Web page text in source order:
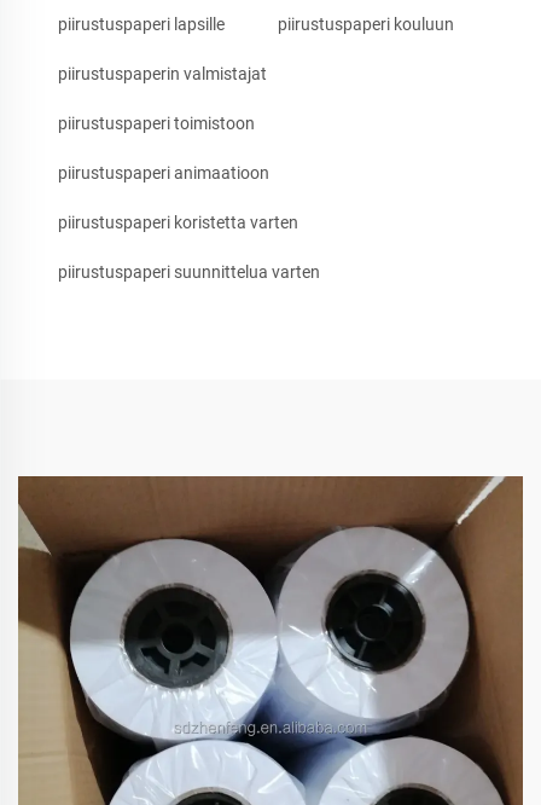
piirustuspaperi lapsille piirustuspaperi kouluun
piirustuspaperin valmistajat
piirustuspaperi toimistoon
piirustuspaperi animaatioon
piirustuspaperi koristetta varten
piirustuspaperi suunnittelua varten